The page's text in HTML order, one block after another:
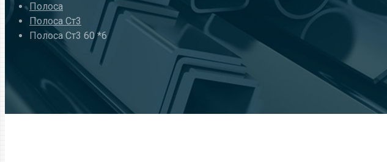
Полоса
Полоса Ст3
Полоса Ст3 60 *6